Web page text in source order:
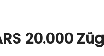
20.000